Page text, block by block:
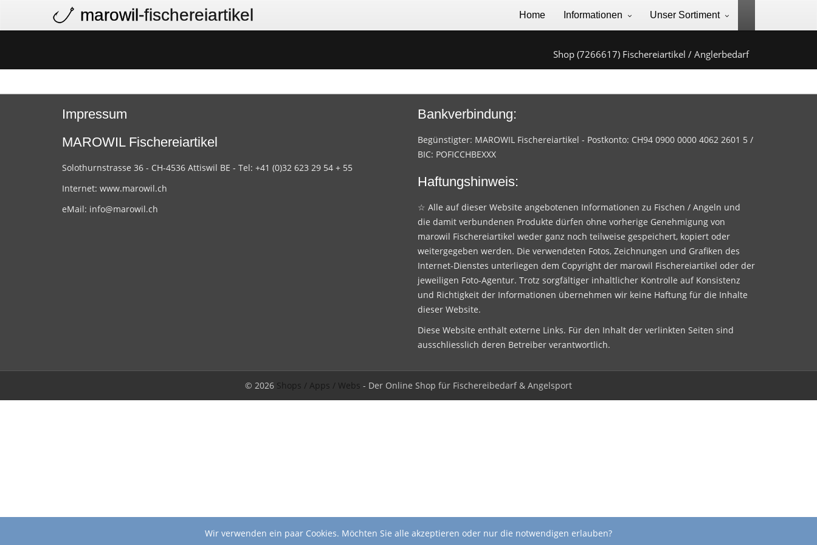
marowil-fischereiartikel Home Informationen Unser Sortiment
Shop (7266617) Fischereiartikel / Anglerbedarf
Impressum
MAROWIL Fischereiartikel
Solothurnstrasse 36 - CH-4536 Attiswil BE - Tel: +41 (0)32 623 29 54 + 55
Internet: www.marowil.ch
eMail: info@marowil.ch
Bankverbindung:
Begünstigter: MAROWIL Fischereiartikel - Postkonto: CH94 0900 0000 4062 2601 5 /
BIC: POFICCHBEXXX
Haftungshinweis:
☆ Alle auf dieser Website angebotenen Informationen zu Fischen / Angeln und
die damit verbundenen Produkte dürfen ohne vorherige Genehmigung von
marowil Fischereiartikel weder ganz noch teilweise gespeichert, kopiert oder
weitergegeben werden. Die verwendeten Fotos, Zeichnungen und Grafiken des
Internet-Dienstes unterliegen dem Copyright der marowil Fischereiartikel oder der
jeweiligen Foto-Agentur. Trotz sorgfältiger inhaltlicher Kontrolle auf Konsistenz
und Richtigkeit der Informationen übernehmen wir keine Haftung für die Inhalte
dieser Website.
Diese Website enthält externe Links. Für den Inhalt der verlinkten Seiten sind
ausschliesslich deren Betreiber verantwortlich.
© 2026 Shops / Apps / Webs - Der Online Shop für Fischereibedarf & Angelsport
Wir verwenden ein paar Cookies. Möchten Sie alle akzeptieren oder nur die notwendigen erlauben?